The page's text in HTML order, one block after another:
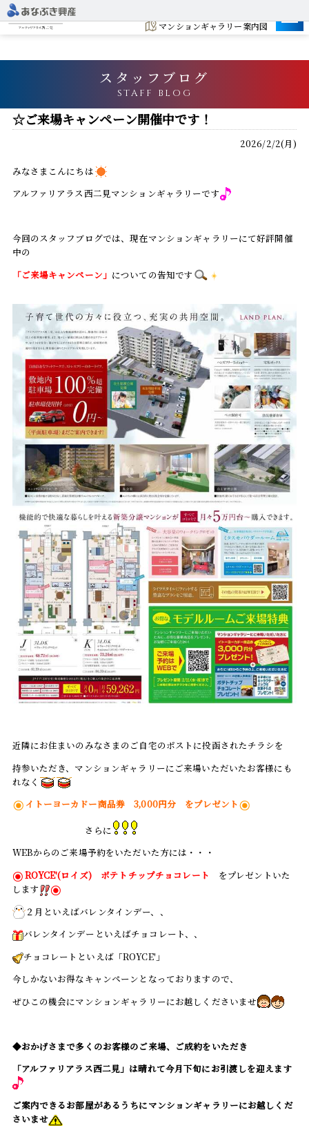
マンションギャラリー案内図
スタッフブログ
STAFF BLOG
☆ご来場キャンペーン開催中です！
2026/2/2(月)
みなさまこんにちは
アルファリアラス西二見マンションギャラリーです
今回のスタッフブログでは、現在マンションギャラリーにて好評開催
中の
「ご来場キャンペーン」 についての告知です
近隣にお住まいのみなさまのご自宅のポストに投函されたチラシを
持参いただき、マンションギャラリーにご来場いただいたお客様にも
れなく
イトーヨーカドー商品券 3,000円分 をプレゼント
さらに
WEBからのご来場予約をいただいた方には・・・
ROYCE'(ロイズ) ポテトチップチョコレート をプレゼントいた
します
２月といえばバレンタインデー、、
バレンタインデーといえばチョコレート、、
チョコレートといえば「ROYCE'」
今しかないお得なキャンペーンとなっておりますので、
ぜひこの機会にマンションギャラリーにお越しくださいませ
◆おかげさまで多くのお客様のご来場、ご成約をいただき
「アルファリアラス西二見」は晴れて今月下旬にお引渡しを迎えます
ご案内できるお部屋があるうちにマンションギャラリーにお越しくだ
さいませ